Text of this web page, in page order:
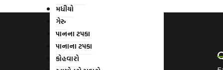
મધીયો
ગેરુ
પાનના ટપકા
પાનાના ટપકા
કોહવારો